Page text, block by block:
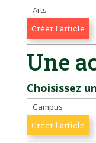
Une
Choisissez